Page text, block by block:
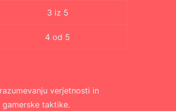
3 iz 5
4 od 5
verjetnosti in
taktike.